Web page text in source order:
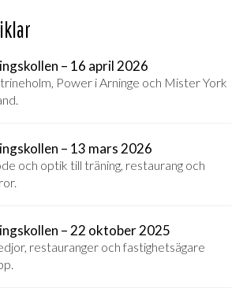
– 16 april 2026
Power i Arninge och Mister York
– 13 mars 2026
och optik till träning, restaurang och
– 22 oktober 2025
restauranger och fastighetsägare